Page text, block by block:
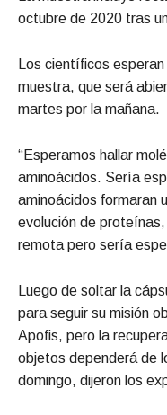
octubre de 2020 tras
Los científicos
muestra, que será
martes por la mañana.
“Esperamos hallar
aminoácidos. Sería
aminoácidos formaran
evolución de
remota pero sería
Luego de soltar la
para seguir su misión
Apofis, pero la
objetos dependerá de
domingo, dijeron los